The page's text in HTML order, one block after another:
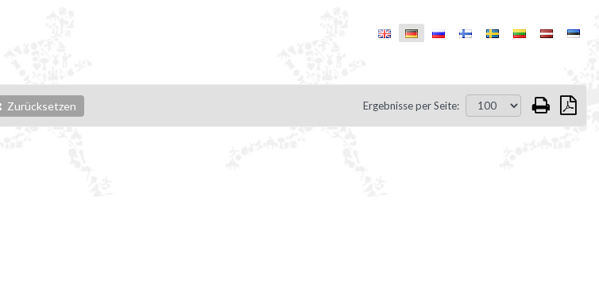
Zurücksetzen Ergebnisse per Seite: